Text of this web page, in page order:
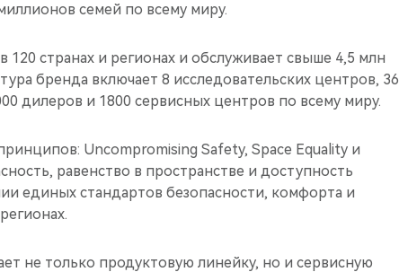
семей по всему миру.
120 странах и регионах и обслуживает свыше 4,5 млн
бренда включает 8 исследовательских центров, 36
дилеров и 1800 сервисных центров по всему миру.
Uncompromising Safety, Space Equality и
равенство в пространстве и доступность
единых стандартов безопасности, комфорта и
не только продуктовую линейку, но и сервисную